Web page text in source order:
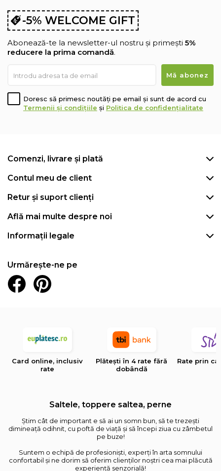
-5% WELCOME GIFT
Abonează-te la newsletter-ul nostru și primești 5%
reducere la prima comandă.
Doresc să primesc noutăți pe email și sunt de acord cu
Termenii și condițiile și Politica de confidențialitate
Comenzi, livrare și plată
Contul meu de client
Retur și suport clienți
Află mai multe despre noi
Informații legale
Urmărește-ne pe
Card online, inclusiv
rate
Plătești în 4 rate fără
dobândă
Rate prin
Saltele, toppere saltea, perne
Știm cât de important e să ai un somn bun, să te trezești
dimineață odihnit, cu poftă de viață și să începi ziua cu zâmbetul
pe buze!
Suntem o echipă de profesioniști, experți în arta somnului
confortabil și ne dorim să oferim clienților noștri cea mai plăcută
experiență senzorială!